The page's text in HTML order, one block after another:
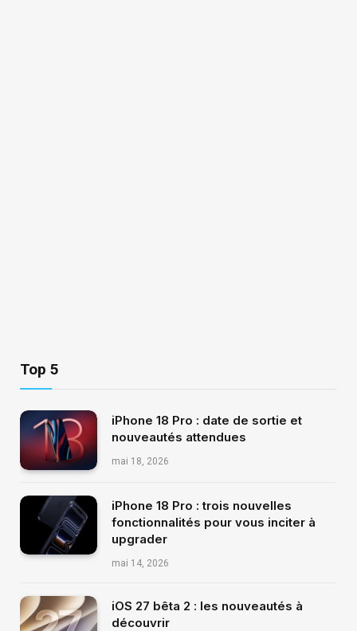
Top 5
iPhone 18 Pro : date de sortie et
nouveautés attendues
mai 18, 2026
iPhone 18 Pro : trois nouvelles
fonctionnalités pour vous inciter à
upgrader
mai 14, 2026
iOS 27 bêta 2 : les nouveautés à
découvrir